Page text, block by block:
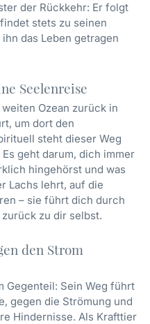
der Rückkehr: Er folgt
stets zu seinen
das Leben getragen
Seelenreise
Ozean zurück in
um dort den
steht dieser Weg
geht darum, dich immer
hingehörst und was
Lachs lehrt, auf die
– sie führt dich durch
zu dir selbst.
den Strom
Gegenteil: Sein Weg führt
gegen die Strömung und
Hindernisse. Als Krafttier